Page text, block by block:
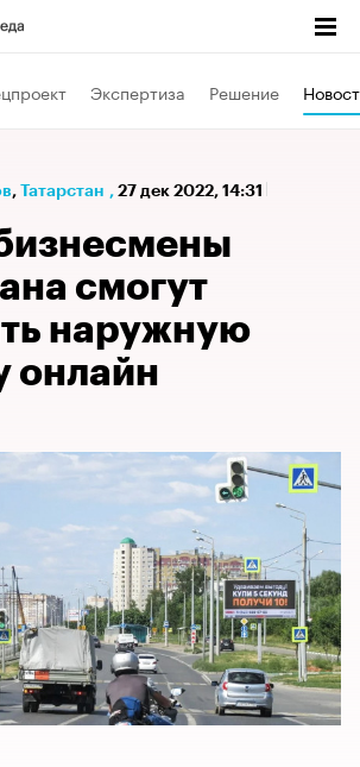
Экспертиза Решение
⁠, Татарстан , 27 дек 2022, 14:31
смогут
наружную
онлайн